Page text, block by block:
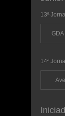
13ª
GDA
14ª